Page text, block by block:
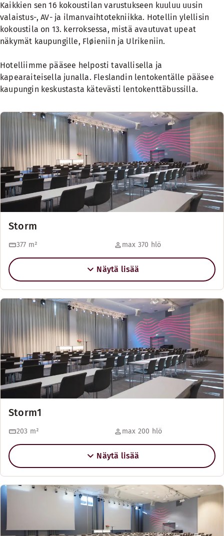
Kaikkien sen 16 kokoustilan varustukseen kuuluu uusin
valaistus-, AV- ja ilmanvaihtotekniikka. Hotellin ylellisin
kokoustila on 13. kerroksessa, mistä avautuvat upeat
näkymät kaupungille, Fløieniin ja Ulrikeniin.
Hotelliimme pääsee helposti tavallisella ja
kapearaiteisella junalla. Fleslandin lentokentälle pääsee
kaupungin keskustasta kätevästi lentokenttäbussilla.
Storm
377 m² max 370 hlö
Näytä lisää
Storm1
203 m² max 200 hlö
Näytä lisää